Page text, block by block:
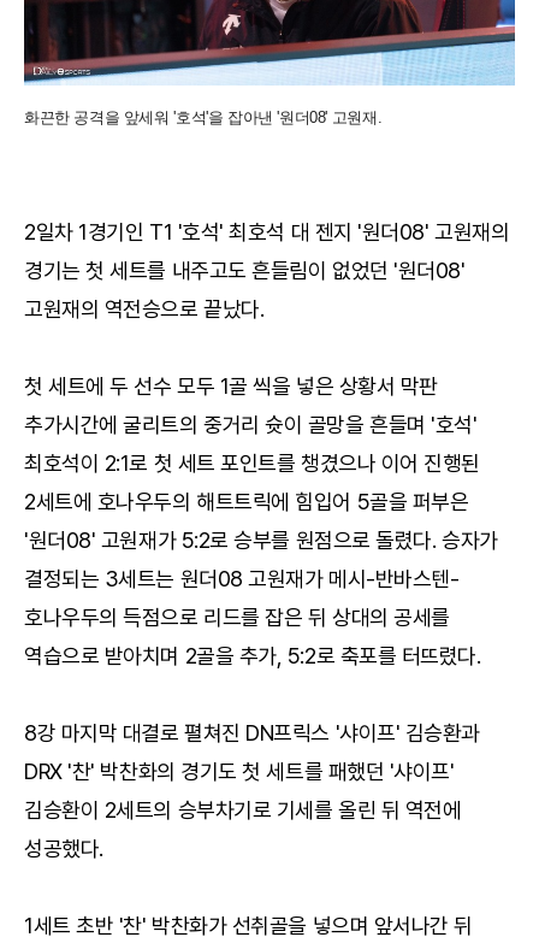
화끈한 공격을 앞세워 '호석'을 잡아낸 '원더08' 고원재.
2일차 1경기인 T1 '호석' 최호석 대 젠지 '원더08' 고원재의
경기는 첫 세트를 내주고도 흔들림이 없었던 '원더08'
고원재의 역전승으로 끝났다.
첫 세트에 두 선수 모두 1골 씩을 넣은 상황서 막판
추가시간에 굴리트의 중거리 슛이 골망을 흔들며 '호석'
최호석이 2:1로 첫 세트 포인트를 챙겼으나 이어 진행된
2세트에 호나우두의 해트트릭에 힘입어 5골을 퍼부은
'원더08' 고원재가 5:2로 승부를 원점으로 돌렸다. 승자가
결정되는 3세트는 원더08 고원재가 메시-반바스텐-
호나우두의 득점으로 리드를 잡은 뒤 상대의 공세를
역습으로 받아치며 2골을 추가, 5:2로 축포를 터뜨렸다.
8강 마지막 대결로 펼쳐진 DN프릭스 '샤이프' 김승환과
DRX '찬' 박찬화의 경기도 첫 세트를 패했던 '샤이프'
김승환이 2세트의 승부차기로 기세를 올린 뒤 역전에
성공했다.
1세트 초반 '찬' 박찬화가 선취골을 넣으며 앞서나간 뒤